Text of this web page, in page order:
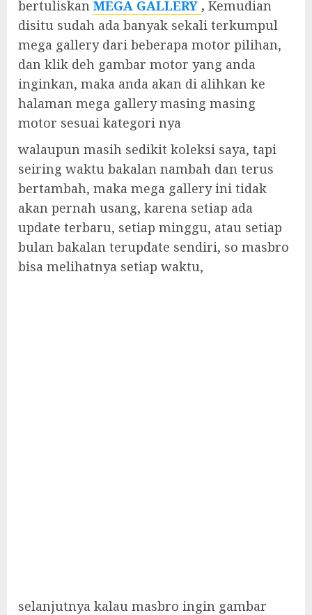
bertuliskan MEGA GALLERY , Kemudian
disitu sudah ada banyak sekali terkumpul
mega gallery dari beberapa motor pilihan,
dan klik deh gambar motor yang anda
inginkan, maka anda akan di alihkan ke
halaman mega gallery masing masing
motor sesuai kategori nya
walaupun masih sedikit koleksi saya, tapi
seiring waktu bakalan nambah dan terus
bertambah, maka mega gallery ini tidak
akan pernah usang, karena setiap ada
update terbaru, setiap minggu, atau setiap
bulan bakalan terupdate sendiri, so masbro
bisa melihatnya setiap waktu,
selanjutnya kalau masbro ingin gambar